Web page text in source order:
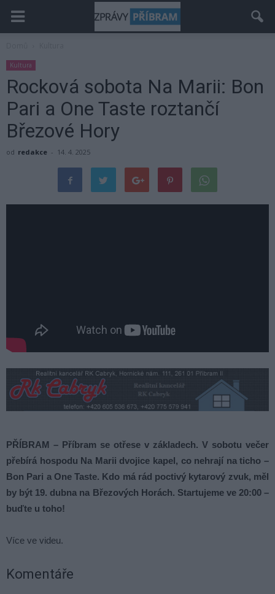
Kultura
Rocková sobota Na Marii: Bon
Pari a One Taste roztančí
Březové Hory
od redakce - 14. 4. 2025
PŘÍBRAM – Příbram se otřese v základech. V sobotu večer
přebírá hospodu Na Marii dvojice kapel, co nehrají na ticho –
Bon Pari a One Taste. Kdo má rád poctivý kytarový zvuk, měl
by být 19. dubna na Březových Horách. Startujeme ve 20:00 –
buďte u toho!
Více ve videu.
Komentáře